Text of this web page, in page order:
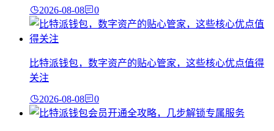
2026-08-08 0
比特派钱包，数字资产的贴心管家，这些核心优点值得
关注
2026-08-08 0